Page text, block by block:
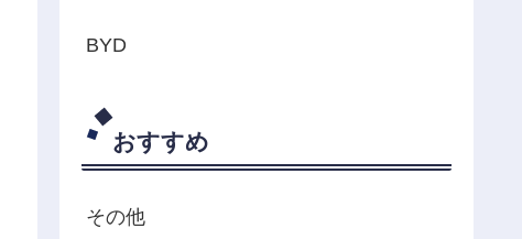
BYD
おすすめ
その他